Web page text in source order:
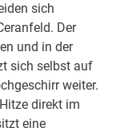
sich
Der
und in der
sich selbst auf
weiter.
direkt im
eine